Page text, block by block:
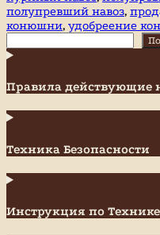
полупревший навоз,
конюшни, удобреение
Правила действующие
Техника Безопасности
Инструкция по Технике